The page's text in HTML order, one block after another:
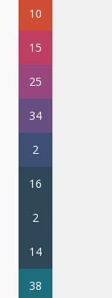
10
15
25
34
2
16
2
14
38